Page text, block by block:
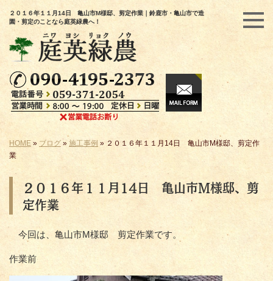
２０１６年１１月14日 亀山市М様邸、剪定作業｜鈴鹿市・亀山市で造
園・剪定のことなら庭英緑農へ！
HOME » ブログ » 施工事例 » ２０１６年１１月14日 亀山市М様邸、剪定作
業
２０１６年１１月14日 亀山市М様邸、剪
定作業
今回は、亀山市М様邸 剪定作業です。
作業前